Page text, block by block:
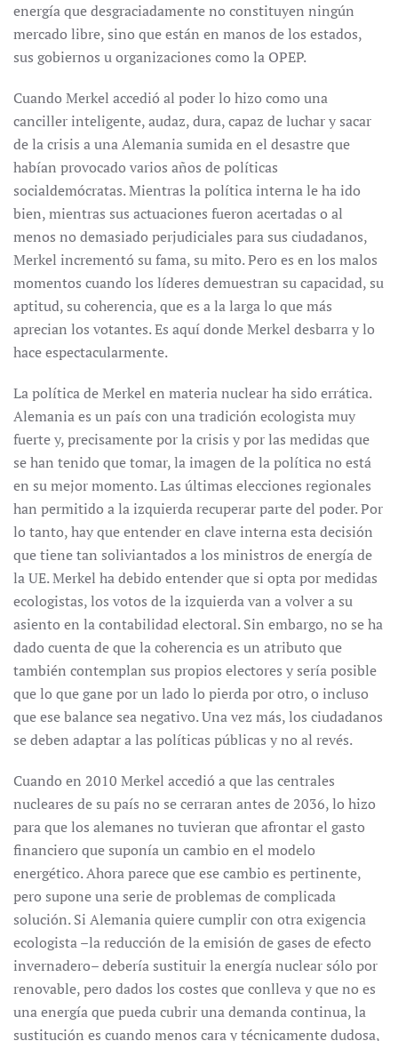
energía que desgraciadamente no constituyen ningún
mercado libre, sino que están en manos de los estados,
sus gobiernos u organizaciones como la OPEP.
Cuando Merkel accedió al poder lo hizo como una
canciller inteligente, audaz, dura, capaz de luchar y sacar
de la crisis a una Alemania sumida en el desastre que
habían provocado varios años de políticas
socialdemócratas. Mientras la política interna le ha ido
bien, mientras sus actuaciones fueron acertadas o al
menos no demasiado perjudiciales para sus ciudadanos,
Merkel incrementó su fama, su mito. Pero es en los malos
momentos cuando los líderes demuestran su capacidad, su
aptitud, su coherencia, que es a la larga lo que más
aprecian los votantes. Es aquí donde Merkel desbarra y lo
hace espectacularmente.
La política de Merkel en materia nuclear ha sido errática.
Alemania es un país con una tradición ecologista muy
fuerte y, precisamente por la crisis y por las medidas que
se han tenido que tomar, la imagen de la política no está
en su mejor momento. Las últimas elecciones regionales
han permitido a la izquierda recuperar parte del poder. Por
lo tanto, hay que entender en clave interna esta decisión
que tiene tan soliviantados a los ministros de energía de
la UE. Merkel ha debido entender que si opta por medidas
ecologistas, los votos de la izquierda van a volver a su
asiento en la contabilidad electoral. Sin embargo, no se ha
dado cuenta de que la coherencia es un atributo que
también contemplan sus propios electores y sería posible
que lo que gane por un lado lo pierda por otro, o incluso
que ese balance sea negativo. Una vez más, los ciudadanos
se deben adaptar a las políticas públicas y no al revés.
Cuando en 2010 Merkel accedió a que las centrales
nucleares de su país no se cerraran antes de 2036, lo hizo
para que los alemanes no tuvieran que afrontar el gasto
financiero que suponía un cambio en el modelo
energético. Ahora parece que ese cambio es pertinente,
pero supone una serie de problemas de complicada
solución. Si Alemania quiere cumplir con otra exigencia
ecologista –la reducción de la emisión de gases de efecto
invernadero– debería sustituir la energía nuclear sólo por
renovable, pero dados los costes que conlleva y que no es
una energía que pueda cubrir una demanda continua, la
sustitución es cuando menos cara y técnicamente dudosa,